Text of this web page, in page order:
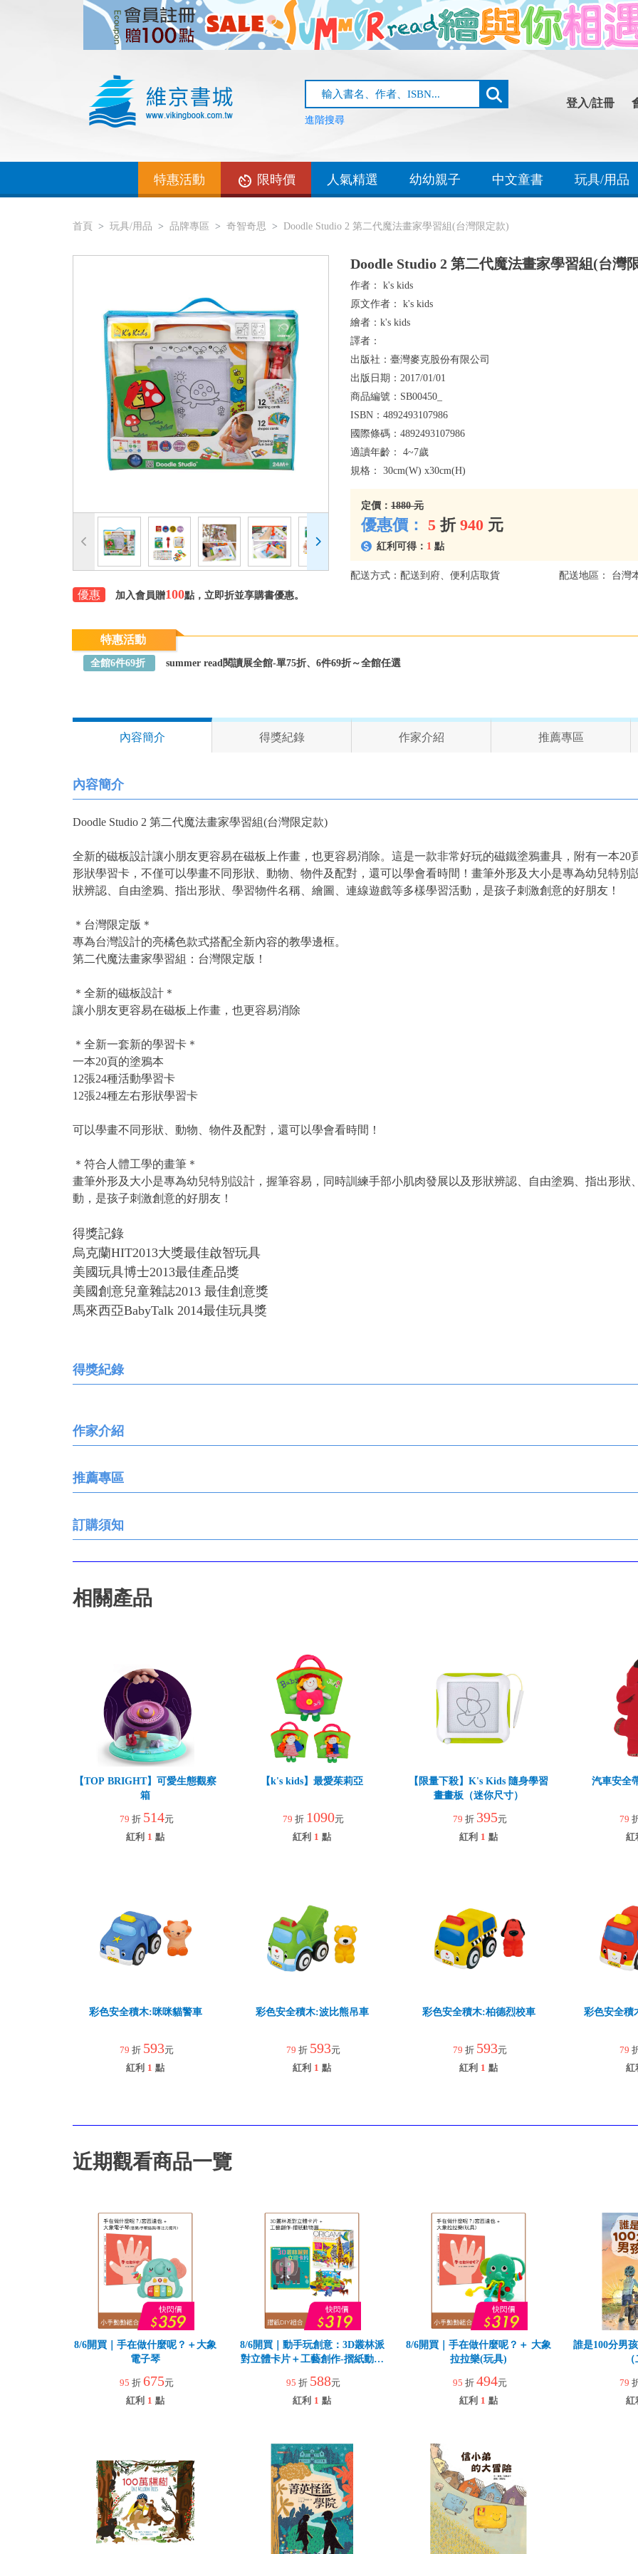
進階搜尋
登入/註冊
特惠活動 限時價 人氣精選 幼幼親子 中文童書 玩具/用品
首頁 玩具/用品 品牌專區 奇智奇思 Doodle Studio 2 第二代魔法畫家學習組(台灣限定款)
優惠 加入會員贈100點，立即折並享購書優惠。
Doodle Studio 2 第二代魔法畫家學習組(台灣
作者： k's kids
原文作者： k's kids
繪者： k's kids
譯者：
出版社： 臺灣麥克股份有限公司
出版日期： 2017/01/01
商品編號： SB00450_
ISBN： 4892493107986
國際條碼： 4892493107986
適讀年齡： 4~7歲
規格： 30cm(W) x30cm(H)
定價： 1880 元
優惠價： 5 折 940 元
紅利可得： 1 點
配送方式：配送到府、便利店取貨 配送地區： 台灣
特惠活動
全館6件69折 summer read閱讀展全館-單75折、6件69折～全館任選
內容簡介 得獎紀錄 作家介紹 推薦專區
內容簡介
Doodle Studio 2 第二代魔法畫家學習組(台灣限定款)
全新的磁板設計讓小朋友更容易在磁板上作畫，也更容易消除。這是一款非常好玩的磁鐵塗鴉畫具，附有一本20
形狀學習卡，不僅可以學畫不同形狀、動物、物件及配對，還可以學會看時間！畫筆外形及大小是專為幼兒特
狀辨認、自由塗鴉、指出形狀、學習物件名稱、繪圖、連線遊戲等多樣學習活動，是孩子刺激創意的好朋友！
＊台灣限定版＊
專為台灣設計的亮橘色款式搭配全新內容的教學邊框。
第二代魔法畫家學習組：台灣限定版！
＊全新的磁板設計＊
讓小朋友更容易在磁板上作畫，也更容易消除
＊全新一套新的學習卡＊
一本20頁的塗鴉本
12張24種活動學習卡
12張24種左右形狀學習卡
可以學畫不同形狀、動物、物件及配對，還可以學會看時間！
＊符合人體工學的畫筆＊
畫筆外形及大小是專為幼兒特別設計，握筆容易，同時訓練手部小肌肉發展以及形狀辨認、自由塗鴉、指出形
動，是孩子刺激創意的好朋友！
得獎記錄
烏克蘭HIT2013大獎最佳啟智玩具
美國玩具博士2013最佳產品獎
美國創意兒童雜誌2013 最佳創意獎
馬來西亞BabyTalk 2014最佳玩具獎
得獎紀錄
作家介紹
推薦專區
訂購須知
相關產品
【TOP BRIGHT】可愛生態觀察
箱
79 折 514元
紅利 1 點
【k's kids】最愛茱莉亞
79 折 1090元
紅利 1 點
【限量下殺】K's Kids 隨身學習
畫畫板（迷你尺寸）
79 折 395元
紅利 1 點
汽車安全
79
紅
彩色安全積木:咪咪貓警車
79 折 593元
紅利 1 點
彩色安全積木:波比熊吊車
79 折 593元
紅利 1 點
彩色安全積木:柏德烈校車
79 折 593元
紅利 1 點
彩色安全積
79
紅
近期觀看商品一覽
8/6開買｜手在做什麼呢？＋大象
電子琴
95 折 675元
紅利 1 點
8/6開買｜動手玩創意：3D叢林派
對立體卡片＋工藝創作-摺紙動物
95 折 588元
紅利 1 點
8/6開買｜手在做什麼呢？＋ 大象
拉拉樂(玩具)
95 折 494元
紅利 1 點
誰是100分男
79
紅